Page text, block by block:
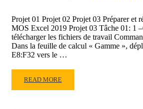
Projet 01 Projet 02 Projet 03 Préparer et
MOS Excel 2019 Projet 03 Tâche 01: 1
télécharger les fichiers de travail
Dans la feuille de calcul « Gamme »,
E8:F32 vers le …
READ
MORE
READ MORE